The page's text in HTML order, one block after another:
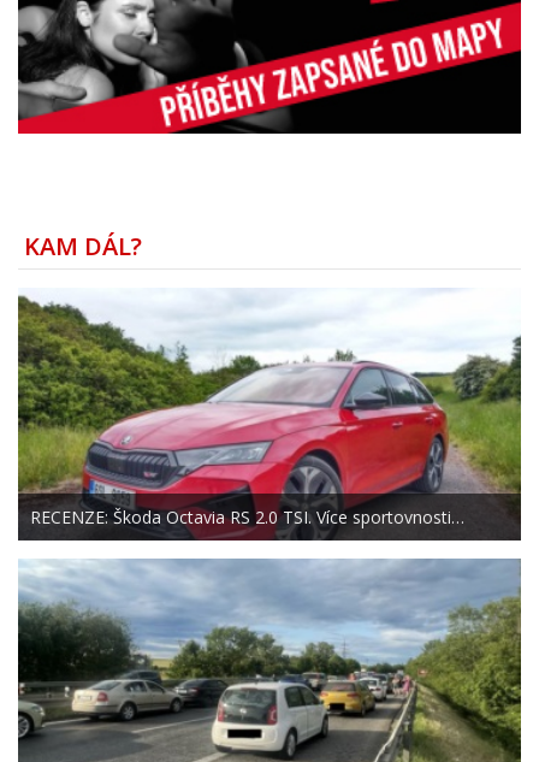
KAM DÁL?
RECENZE: Škoda Octavia RS 2.0 TSI. Více sportovnosti…